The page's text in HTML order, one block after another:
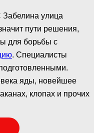
Забелина улица
пути решения,
для борьбы с
. Специалисты
яды, новейшее
клопах и прочих